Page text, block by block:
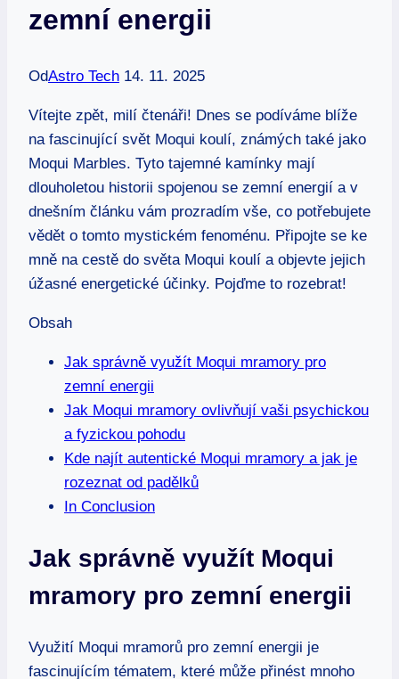
zemní energii
OdAstro Tech 14. 11. 2025
Vítejte zpět, milí čtenáři! Dnes se podíváme blíže
na fascinující svět Moqui koulí, známých také jako
Moqui Marbles. Tyto tajemné kamínky mají
dlouholetou historii spojenou se zemní energií a v
dnešním článku vám prozradím vše, co potřebujete
vědět o tomto mystickém fenoménu. Připojte se ke
mně na cestě do světa Moqui koulí a objevte jejich
úžasné energetické účinky. Pojďme to rozebrat!
Obsah
Jak správně využít Moqui mramory pro
zemní energii
Jak Moqui mramory ovlivňují vaši psychickou
a fyzickou pohodu
Kde najít autentické Moqui mramory a jak je
rozeznat od padělků
In Conclusion
Jak správně využít Moqui
mramory pro zemní energii
Využití Moqui mramorů pro zemní energii je
fascinujícím tématem, které může přinést mnoho